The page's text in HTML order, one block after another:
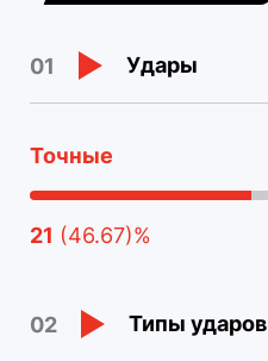
01 Удары
Точные
21 (46.67)%
02 Типы ударов